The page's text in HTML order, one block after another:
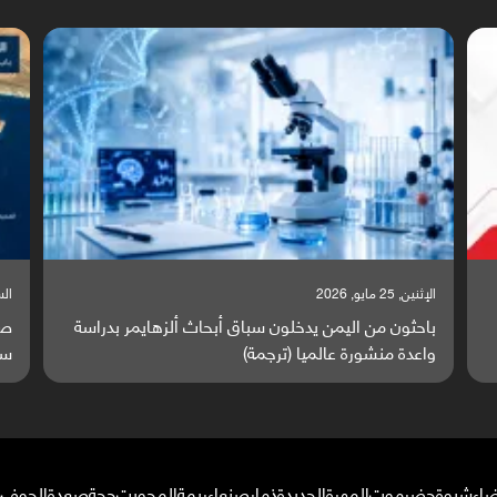
السبت, 23 مايو, 2026
صراع دولي يتصاعد قرب اليمن والبحر الأحمر يتحول إلى
ساحة مواجهة عالمية (ترجمة)